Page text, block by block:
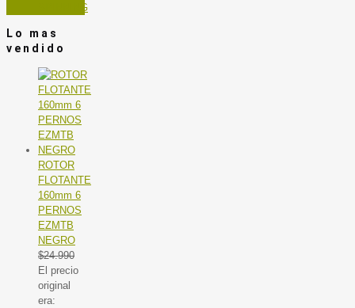
SPINNING
Lo mas
vendido
ROTOR
FLOTANTE
160mm 6
PERNOS
EZMTB
NEGRO
$24.990
El precio
original
era: